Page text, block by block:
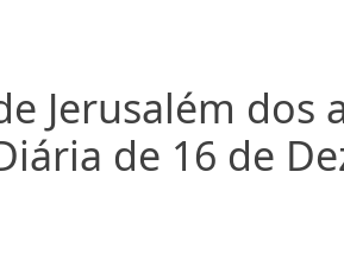
Jerusalém dos
de 16 de